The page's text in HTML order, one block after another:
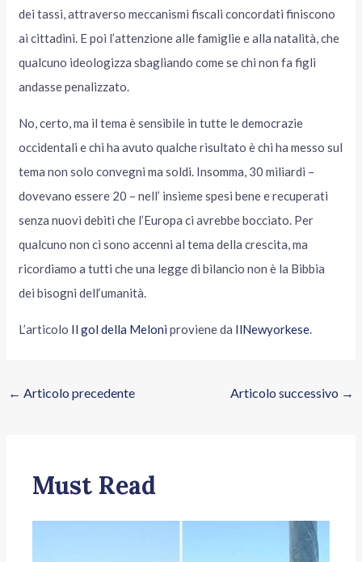
dei tassi, attraverso meccanismi fiscali concordati finiscono
ai cittadini. E poi l’attenzione alle famiglie e alla natalità, che
qualcuno ideologizza sbagliando come se chi non fa figli
andasse penalizzato.
No, certo, ma il tema è sensibile in tutte le democrazie
occidentali e chi ha avuto qualche risultato è chi ha messo sul
tema non solo convegni ma soldi. Insomma, 30 miliardi –
dovevano essere 20 – nell’ insieme spesi bene e recuperati
senza nuovi debiti che l’Europa ci avrebbe bocciato. Per
qualcuno non ci sono accenni al tema della crescita, ma
ricordiamo a tutti che una legge di bilancio non è la Bibbia
dei bisogni dell‘umanità.
L’articolo Il gol della Meloni proviene da IlNewyorkese.
← Articolo precedente Articolo successivo →
Must Read